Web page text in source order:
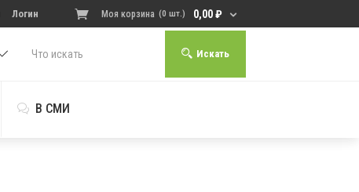
Логин Моя корзина (0 шт.) 0,00₽
Искать
В СМИ